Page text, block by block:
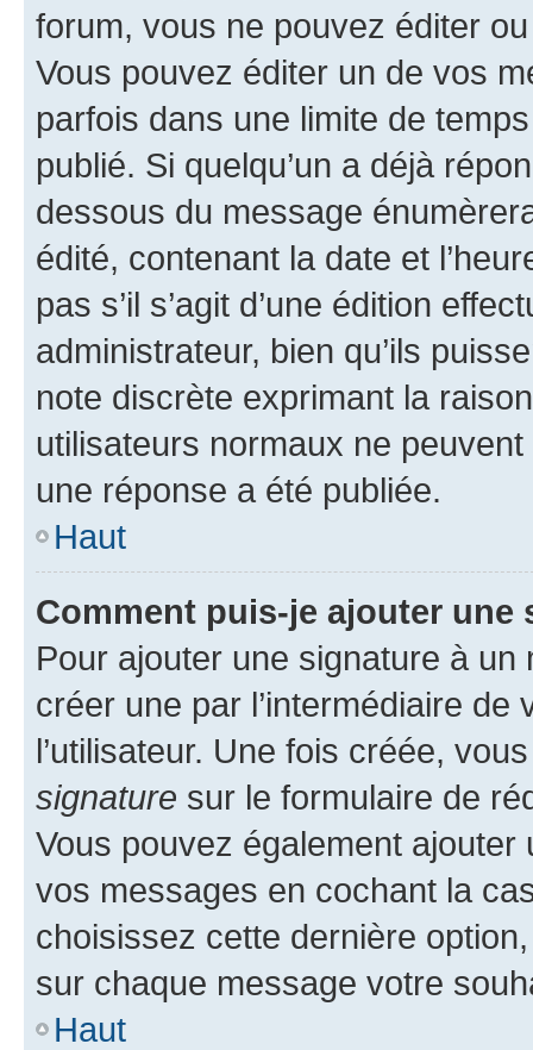
forum, vous ne pouvez éditer
Vous pouvez éditer un de vos
parfois dans une limite de
publié. Si quelqu’un a déjà
dessous du message
édité, contenant la date et
pas s’il s’agit d’une édition
administrateur, bien qu’ils
note discrète exprimant la
utilisateurs normaux ne
une réponse a été publiée.
Haut
Comment puis-je ajouter une
Pour ajouter une signature à un
créer une par l’intermédiaire
l’utilisateur. Une fois créée,
signature sur le formulaire de
Vous pouvez également
vos messages en cochant la
choisissez cette dernière
sur chaque message votre
Haut